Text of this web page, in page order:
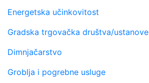
Energetska učinkovitost
Gradska trgovačka društva/ustanove
Dimnjačarstvo
Groblja i pogrebne usluge